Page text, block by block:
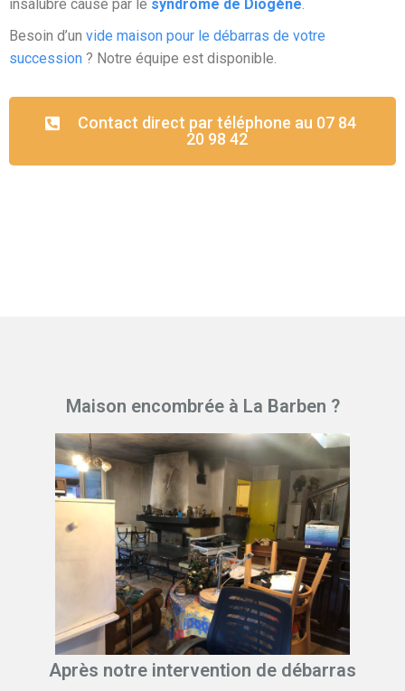
insalubre causé par le syndrome de Diogène
Besoin d’un vide maison pour le débarras de votre
succession ? Notre équipe est disponible.
Contact direct par téléphone au 07 84
20 98 42
Maison encombrée à La Barben ?
Après notre intervention de débarras